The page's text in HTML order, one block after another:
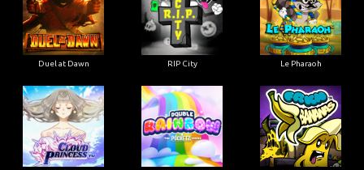
Duel at Dawn RIP City Le Pharaoh